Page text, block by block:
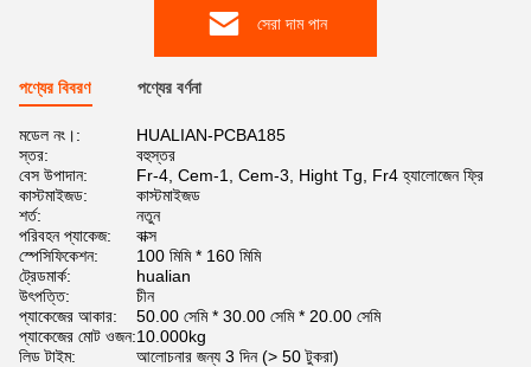
সেরা দাম পান
পণ্যের বিবরণ পণ্যের বর্ণনা
মডেল নং।:
HUALIAN-PCBA185
স্তর:
বহুস্তর
বেস উপাদান:
Fr-4, Cem-1, Cem-3, Hight Tg, Fr4 হ্যালোজেন ফ্রি
কাস্টমাইজড:
কাস্টমাইজড
শর্ত:
নতুন
পরিবহন প্যাকেজ:
বাক্স
স্পেসিফিকেশন:
100 মিমি * 160 মিমি
ট্রেডমার্ক:
hualian
উৎপত্তি:
চীন
প্যাকেজের আকার:
50.00 সেমি * 30.00 সেমি * 20.00 সেমি
প্যাকেজের মোট ওজন:10.000kg
লিড টাইম:
আলোচনার জন্য 3 দিন (> 50 টুকরা)